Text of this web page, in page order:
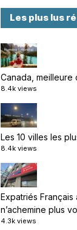
Les plus lus
Canada, meilleure
8.4k views
Les 10 villes les
8.4k views
Expatriés Français
n’achemine plus
4.3k views